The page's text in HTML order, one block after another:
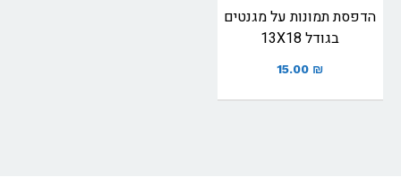
הדפסת תמונות על מגנטים
בגודל 13X18
15.00 ₪